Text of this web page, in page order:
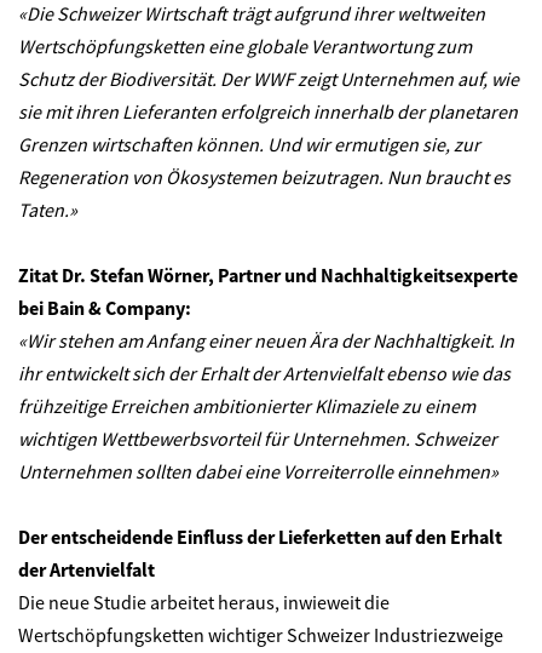
«Die Schweizer Wirtschaft trägt aufgrund ihrer weltweiten
Wertschöpfungsketten eine globale Verantwortung zum
Schutz der Biodiversität. Der WWF zeigt Unternehmen auf, wie
sie mit ihren Lieferanten erfolgreich innerhalb der planetaren
Grenzen wirtschaften können. Und wir ermutigen sie, zur
Regeneration von Ökosystemen beizutragen. Nun braucht es
Taten.»
Zitat Dr. Stefan Wörner, Partner und Nachhaltigkeitsexperte
bei Bain & Company:
«Wir stehen am Anfang einer neuen Ära der Nachhaltigkeit. In
ihr entwickelt sich der Erhalt der Artenvielfalt ebenso wie das
frühzeitige Erreichen ambitionierter Klimaziele zu einem
wichtigen Wettbewerbsvorteil für Unternehmen. Schweizer
Unternehmen sollten dabei eine Vorreiterrolle einnehmen»
Der entscheidende Einfluss der Lieferketten auf den Erhalt
der Artenvielfalt
Die neue Studie arbeitet heraus, inwieweit die
Wertschöpfungsketten wichtiger Schweizer Industriezweige